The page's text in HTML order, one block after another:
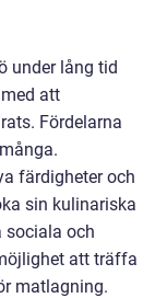
under lång tid
att
Fördelarna
färdigheter och
sin kulinariska
sociala och
att träffa
matlagning.